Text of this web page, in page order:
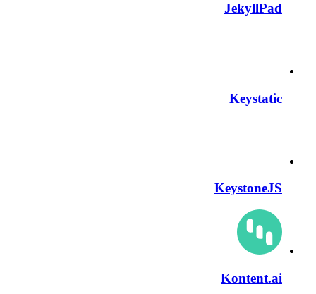
JekyllPad
Keystatic
KeystoneJS
Kontent.ai